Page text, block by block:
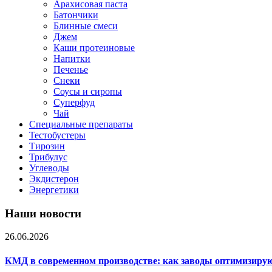
Арахисовая паста
Батончики
Блинные смеси
Джем
Каши протеиновые
Напитки
Печенье
Снеки
Соусы и сиропы
Суперфуд
Чай
Специальные препараты
Тестобустеры
Тирозин
Трибулус
Углеводы
Экдистерон
Энергетики
Наши новости
26.06.2026
КМД в современном производстве: как заводы